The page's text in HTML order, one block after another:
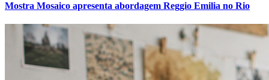
Mostra Mosaico apresenta abordagem Reggio Emilia no Rio